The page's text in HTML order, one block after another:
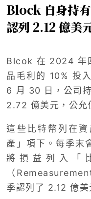
Block 自身持
認列 2.12 億美
Blcok 在 2024 年
品毛利的 10% 投
6 月 30 日，公司
2.72 億美元，公允
這些比特幣列在
產」項下。每季末
將損益列入「
（
季認列了 2.12 億美